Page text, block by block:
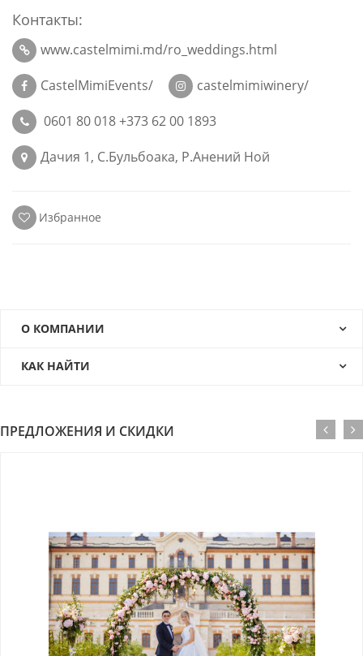
Контакты:
www.castelmimi.md/ro_weddings.html
CastelMimiEvents/
castelmimiwinery/
0601 80 018 +373 62 00 1893
Дачия 1, С.Бульбоака, Р.Анений Ной
Избранное
О КОМПАНИИ
КАК НАЙТИ
ПРЕДЛОЖЕНИЯ И СКИДКИ